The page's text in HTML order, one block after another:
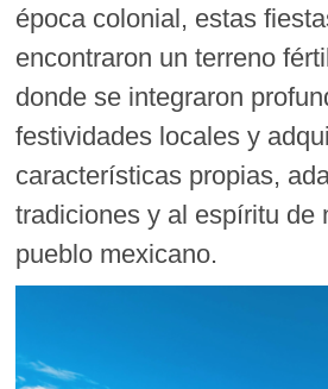
época colonial, estas
encontraron un terreno
donde se integraron
festividades locales y
características propias,
tradiciones y al espíritu de
pueblo mexicano.